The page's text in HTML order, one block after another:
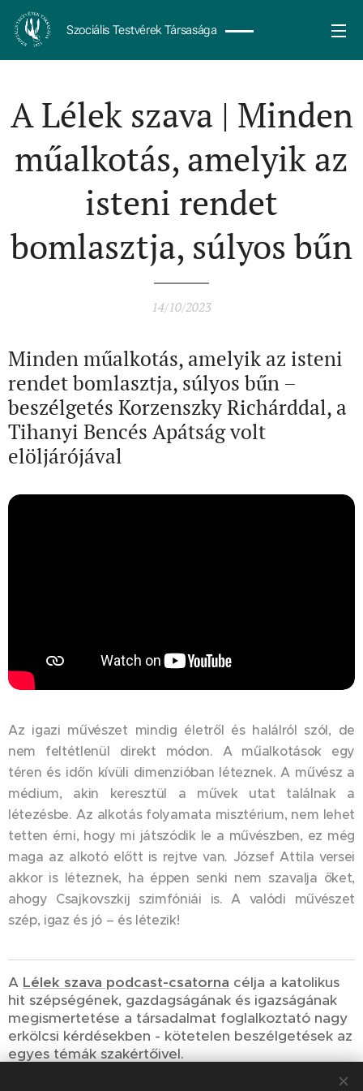
Szociális Testvérek Társasága
A Lélek szava | Minden
műalkotás, amelyik az
isteni rendet
bomlasztja, súlyos bűn
14/10/2023
Minden műalkotás, amelyik az isteni
rendet bomlasztja, súlyos bűn –
beszélgetés Korzenszky Richárddal, a
Tihanyi Bencés Apátság volt
elöljárójával
Az igazi művészet mindig életről és halálról szól, de
nem feltétlenül direkt módon. A műalkotások egy
téren és időn kívüli dimenzióban léteznek. A művész a
médium, akin keresztül a művek utat találnak a
létezésbe. Az alkotás folyamata misztérium, nem lehet
tetten érni, hogy mi játszódik le a művészben, ez még
maga az alkotó előtt is rejtve van. József Attila versei
akkor is léteznek, ha éppen senki nem szavalja őket,
ahogy Csajkovszkij szimfóniái is. A valódi művészet
szép, igaz és jó – és létezik!
A Lélek szava podcast-csatorna célja a katolikus
hit szépségének, gazdagságának és igazságának
megismertetése a társadalmat foglalkoztató nagy
erkölcsi kérdésekben - kötetelen beszélgetések az
egyes témák szakértőivel.